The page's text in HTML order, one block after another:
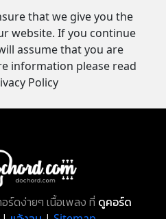
that we give you the
website. If you continue
assume that you are
information please read
Policy
ร์ดง่ายๆ เนื้อเพลง ที่ ดูคอร์ด